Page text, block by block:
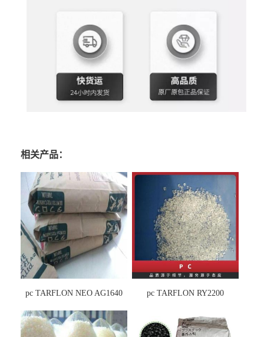
相关产品：
pc TARFLON NEO AG1640 pc TARFLON RY2200